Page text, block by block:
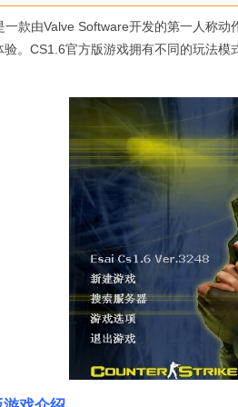
一款由Valve Software开发的第一人称
验。CS1.6官方版游戏拥有不同的玩法